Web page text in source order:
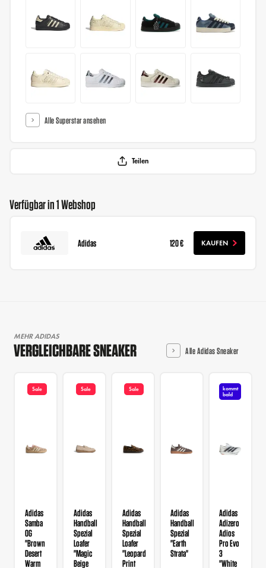
Alle Superstar ansehen
Teilen
Verfügbar in 1 Webshop
Adidas 120 € KAUFEN
MEHR ADIDAS
VERGLEICHBARE SNEAKER Alle Adidas Sneaker
Sale
Adidas
Samba
OG
"Brown
Desert
Warm
Sale
Adidas
Handball
Spezial
Loafer
"Magic
Beige
Sale
Adidas
Handball
Spezial
Loafer
"Leopard
Print
Adidas
Handball
Spezial
"Earth
Strata"
kommt
bald
Adidas
Adizero
Adios
Pro Evo
3
"White